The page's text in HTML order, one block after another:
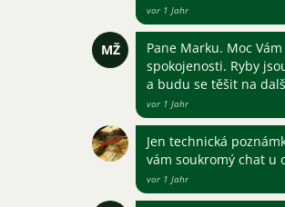
vor 1 Jahr
MŽ
Pane Marku. Moc
spokojenosti. Ryby
a budu se těšit na
vor 1 Jahr
Jen technická
vám soukromý chat u
vor 1 Jahr